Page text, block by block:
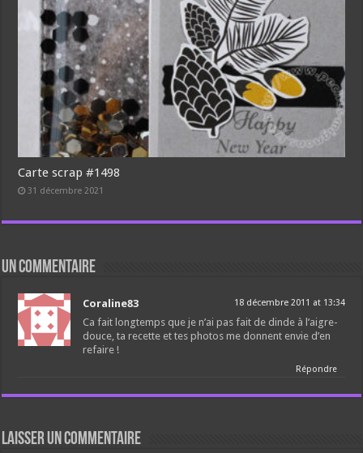
Carte scrap #1498
31 décembre 2021
un commentaire
Coraline83 18 décembre 2011 at 13:34
Ca fait longtemps que je n’ai pas fait de dinde à l’aigre-
douce, ta recette et tes photos me donnent envie d’en
refaire !
Répondre
Laisser un commentaire